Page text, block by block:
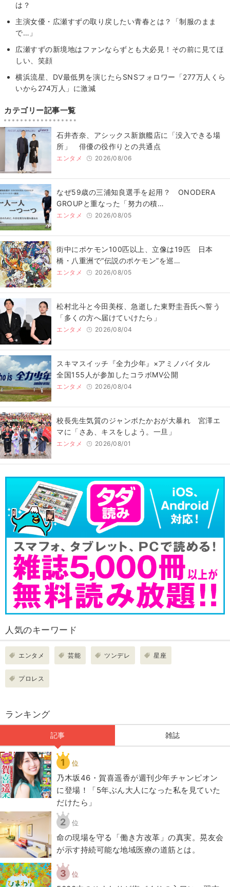
は？
主演女優・広瀬すずの取り戻したい青春とは？「制服のまま
で…」
広瀬すずの新境地はファンならずとも大必見！その前に見てほ
しい、笑顔
横浜流星、DV最低男を演じたらSNSフォロワー「277万人くら
いから274万人」に激減
カテゴリー記事一覧
石井杏奈、アシックス新旗艦店に「没入できる場
所」 俳優の役作りとの共通点
エンタメ 2026/08/06
なぜ59歳の三浦知良選手を起用？ ONODERA
GROUPと重なった「努力の積…
エンタメ 2026/08/05
街中にポケモン100匹以上、立像は19匹 日本
橋・八重洲で“伝説のポケモン”を巡…
エンタメ 2026/08/05
松村北斗と今田美桜、急逝した東野圭吾氏へ誓う
「多くの方へ届けていけたら」
エンタメ 2026/08/04
スキマスイッチ『全力少年』×アミノバイタル
全国155人が参加したコラボMV公開
エンタメ 2026/08/04
校長先生気質のジャンボたかおが大暴れ 宮澤エ
マに「さあ、キスをしよう。一旦」
エンタメ 2026/08/01
人気のキーワード
エンタメ 芸能 ツンデレ 星座
プロレス
ランキング
記事 雑誌
1 位
乃木坂46・賀喜遥香が週刊少年チャンピオン
に登場！「5年ぶん大人になった私を見ていた
だけたら」
2 位
​命の現場を守る「働き方改革」の真実。晃友会
が示す持続可能な地域医療の道筋とは。
3 位